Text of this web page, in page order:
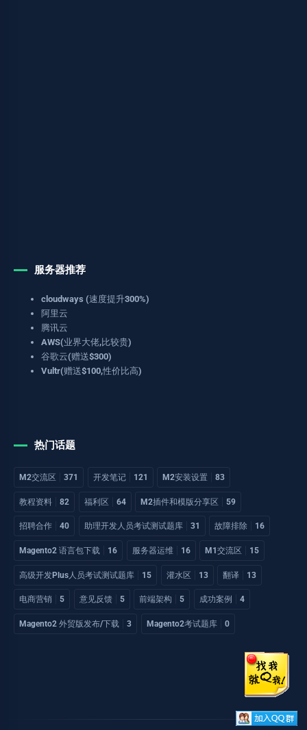
服务器推荐
cloudways (速度提升300%)
阿里云
腾讯云
AWS(业界大佬,比较贵)
谷歌云(赠送$300)
Vultr(赠送$100,性价比高)
热门话题
M2交流区 371 开发笔记 121 M2安装设置 83
教程资料 82 福利区 64 M2插件和模版分享区 59
招聘合作 40 助理开发人员考试测试题库 31 故障排除 16
Magento2 语言包下载 16 服务器运维 16 M1交流区 15
高级开发Plus人员考试测试题库 15 灌水区 13 翻译 13
电商营销 5 意见反馈 5 前端架构 5 成功案例 4
Magento2 外贸版发布/下载 3 Magento2考试题库 0